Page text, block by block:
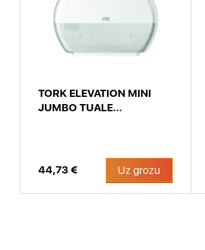
TORK ELEVATION MINI
JUMBO TUALE...
44,73 € Uz grozu